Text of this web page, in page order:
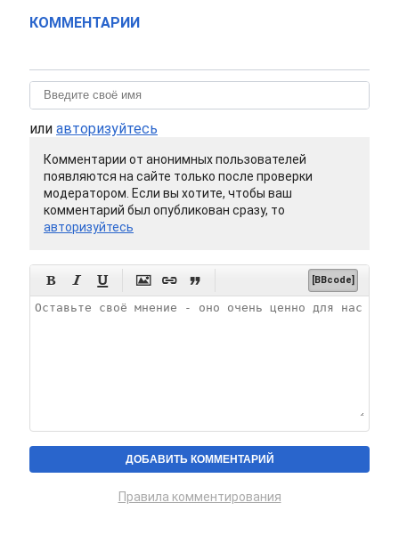
КОММЕНТАРИИ
или авторизуйтесь
Комментарии от анонимных пользователей
появляются на сайте только после проверки
модератором. Если вы хотите, чтобы ваш
комментарий был опубликован сразу, то
авторизуйтесь
      [BBcode]
Правила комментирования